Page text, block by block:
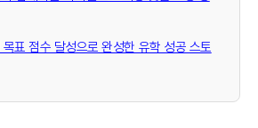
표 점수 달성으로 완성한 유학 성공 스토